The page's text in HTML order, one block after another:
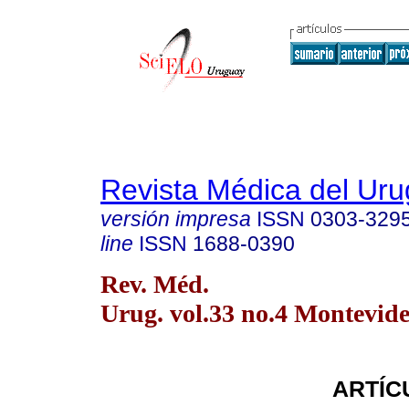
Revista Médica del
versión impresa ISSN 0303-
line ISSN 1688-0390
Rev. Méd.
Urug. vol.33 no.4